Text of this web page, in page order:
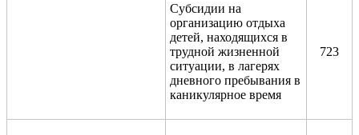
Субсидии на
организацию отдыха
детей, находящихся в
трудной жизненной
ситуации, в лагерях
дневного пребывания в
каникулярное время
723